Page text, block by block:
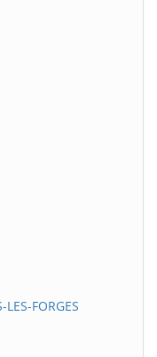
FORGES